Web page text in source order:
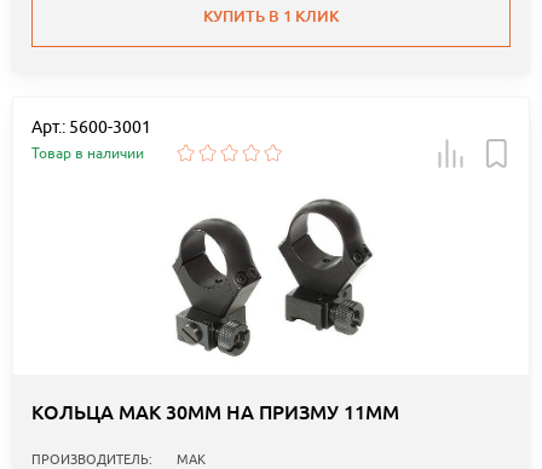
КУПИТЬ В 1 КЛИК
Арт.: 5600-3001
Товар в наличии
КОЛЬЦА МАК 30ММ НА ПРИЗМУ 11ММ
ПРОИЗВОДИТЕЛЬ: MAK